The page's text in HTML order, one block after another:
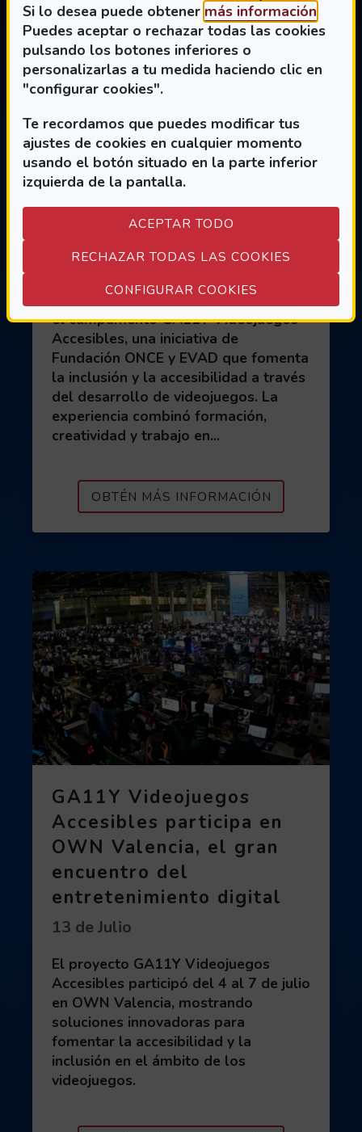
Si lo desea puede obtener más información(Abre
.
Puedes aceptar o rechazar todas las cookies
pulsando los botones inferiores o
personalizarlas a tu medida haciendo clic en
"configurar cookies".
Te recordamos que puedes modificar tus
ajustes de cookies en cualquier momento
usando el botón situado en la parte inferior
izquierda de la pantalla.
ACEPTAR TODO
RECHAZAR TODAS LAS COOKIES
CONFIGURAR COOKIES
Jóvenes con y sin
discapacidad diseñan el
futuro del videojuego
accesible en el
campamento GA11Y
Jóvenes de entre 11 y 17 años
participaron durante una semana en
el campamento GA11Y Videojuegos
Accesibles, una iniciativa de
Fundación ONCE y EVAD que fomenta
la inclusión y la accesibilidad a través
del desarrollo de videojuegos. La
experiencia combinó formación,
creatividad y trabajo en...
OBTÉN MÁS INFORMACIÓN
GA11Y Videojuegos
Accesibles participa en
OWN Valencia, el gran
encuentro del
entretenimiento digital
Fecha de publicación:
13 de Julio
El proyecto GA11Y Videojuegos
Accesibles participó del 4 al 7 de julio
en OWN Valencia, mostrando
soluciones innovadoras para
fomentar la accesibilidad y la
inclusión en el ámbito de los
videojuegos.